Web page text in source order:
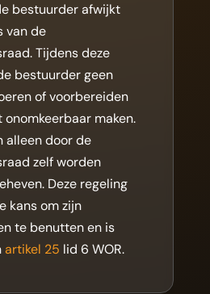
bestuurder afwijkt
van de
Tijdens deze
bestuurder geen
of voorbereiden
maken.
alleen door de
zelf worden
Deze regeling
kans om zijn
te benutten en is
artikel 25 lid 6 WOR.